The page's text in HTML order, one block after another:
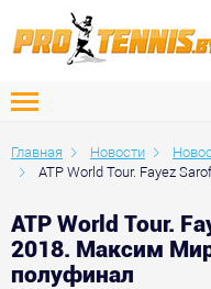
Главная Новости
ATP World Tour. Fayez
ATP World Tour.
2018. Максим
полуфинал